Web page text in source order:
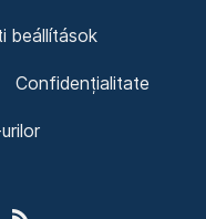
beállítások
Confidențialitate